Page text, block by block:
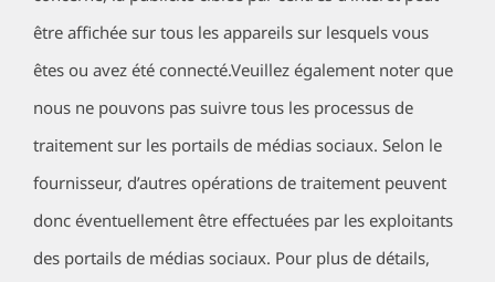
être affichée sur tous les appareils sur lesquels vous
êtes ou avez été connecté.Veuillez également noter que
nous ne pouvons pas suivre tous les processus de
traitement sur les portails de médias sociaux. Selon le
fournisseur, d’autres opérations de traitement peuvent
donc éventuellement être effectuées par les exploitants
des portails de médias sociaux. Pour plus de détails,